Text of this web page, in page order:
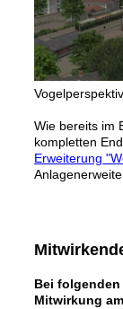
Wie bereits im
kompletten
Erweiterung
Bei
Mitwirkung